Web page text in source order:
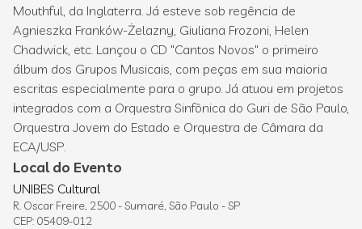
Mouthful, da Inglaterra. Já esteve sob regência de
Agnieszka Franków-Żelazny, Giuliana Frozoni, Helen
Chadwick, etc. Lançou o CD "Cantos Novos" o primeiro
álbum dos Grupos Musicais, com peças em sua maioria
escritas especialmente para o grupo. Já atuou em projetos
integrados com a Orquestra Sinfônica do Guri de São Paulo,
Orquestra Jovem do Estado e Orquestra de Câmara da
ECA/USP.
Local do Evento
UNIBES Cultural
R. Oscar Freire, 2500 - Sumaré, São Paulo - SP
CEP: 05409-012